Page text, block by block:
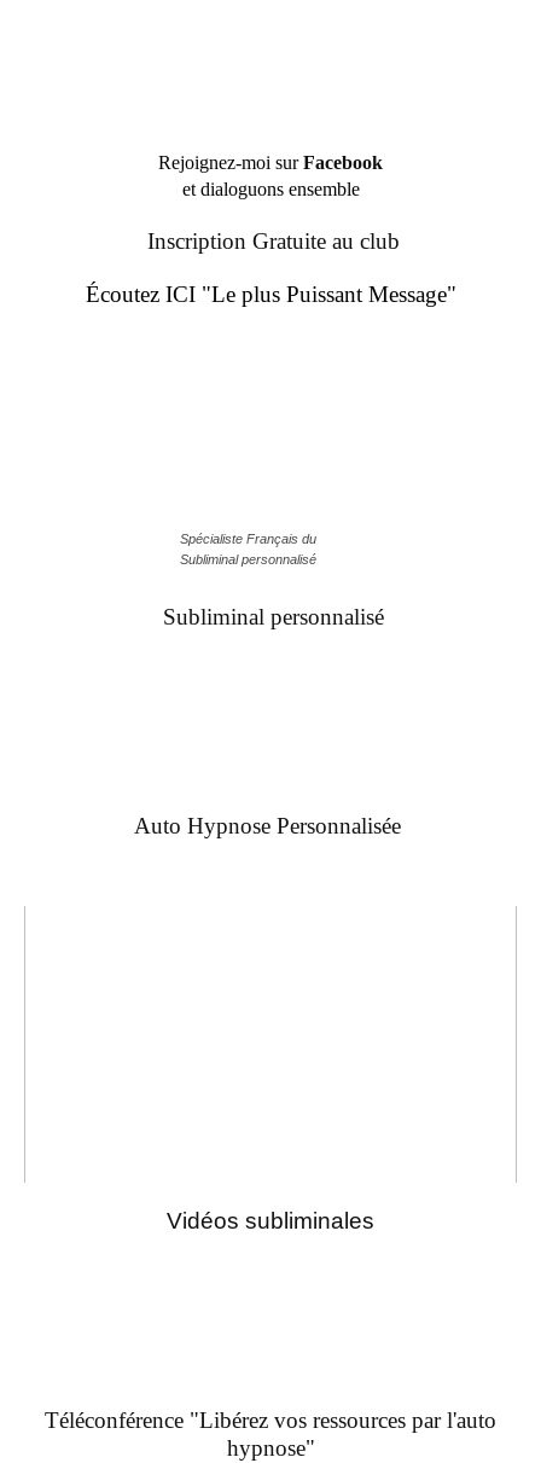
Rejoignez-moi surFacebook
et dialoguons ensemble
Inscription Gratuite au club
Écoutez ICI "Le plus Puissant Message"
Spécialiste Français du
Subliminal personnalisé
Subliminal personnalisé
Auto Hypnose Personnalisée
Vidéos subliminales
Téléconférence "Libérez vos ressources par l'auto
hypnose"